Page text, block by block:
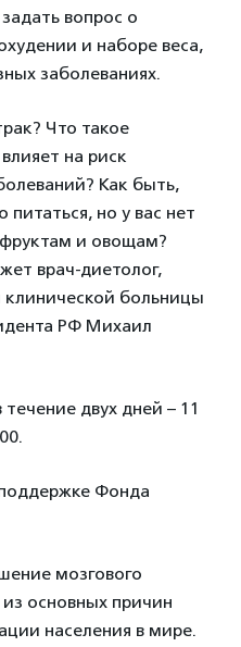
вопрос о
и наборе веса,
заболеваниях.
Что такое
на риск
Как быть,
питаться, но у вас нет
и овощам?
врач-диетолог,
клинической больницы
РФ Михаил
двух дней – 11
Фонда
мозгового
основных причин
населения в мире.